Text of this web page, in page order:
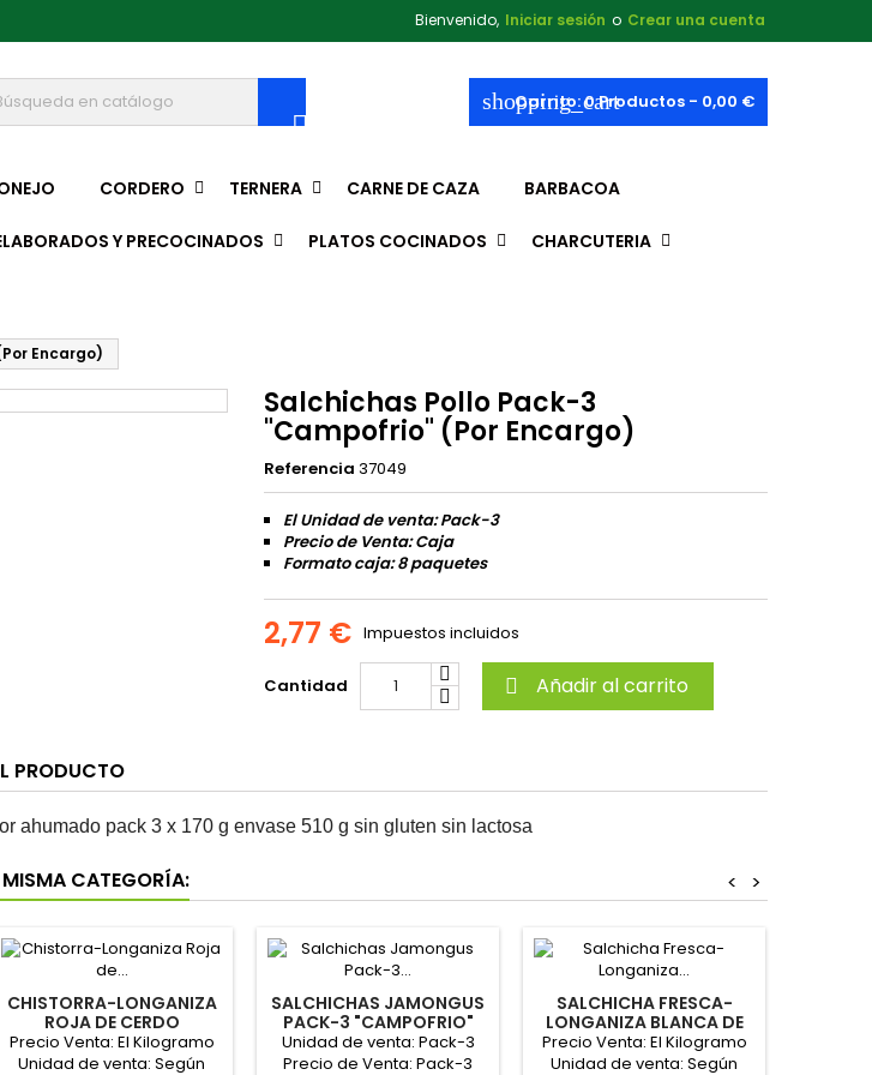
Bienvenido, Iniciar sesión o Crear una cuenta
shopping_cart
Carrito:0Productos - 0,00 €

CORDERO TERNERA CARNE DE CAZA BARBACOA
Y PRECOCINADOS PLATOS COCINADOS CHARCUTERIA
Encargo)
Salchichas Pollo Pack-3
"Campofrio" (Por Encargo)
Referencia 37049
El Unidad de venta: Pack-3
Precio de Venta: Caja
Formato caja: 8 paquetes
2,77 € Impuestos incluidos
Cantidad  Añadir al carrito
PRODUCTO
ahumado pack 3 x 170 g envase 510 g sin gluten sin lactosa
CATEGORÍA: >
<
CHISTORRA-LONGANIZA
ROJA DE CERDO
"FRIMANCHA"
Precio Venta: El Kilogramo
Unidad de venta: Según
SALCHICHAS JAMONGUS
PACK-3 "CAMPOFRIO"
(POR ENCARGO)
Unidad de venta: Pack-3
Precio de Venta: Pack-3
SALCHICHA FRESCA-
LONGANIZA BLANCA DE
CERDO COKTAIL
"FRIMANCHA"
Precio Venta: El Kilogramo
Unidad de venta: Según